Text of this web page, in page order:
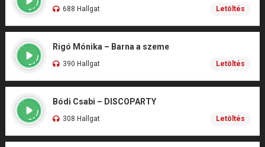
688 Hallgat Letöltés
Rigó Mónika – Barna a szeme
390 Hallgat Letöltés
Bódi Csabi – DISCOPARTY
308 Hallgat Letöltés